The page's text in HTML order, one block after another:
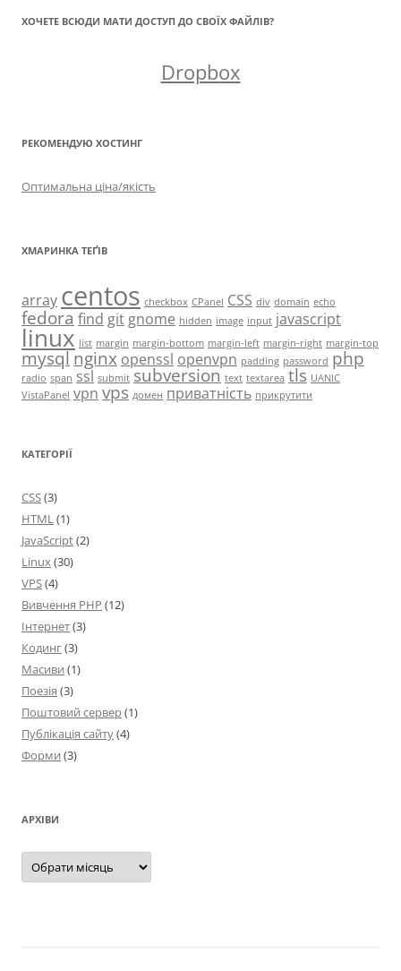
ХОЧЕТЕ ВСЮДИ МАТИ ДОСТУП ДО СВОЇХ ФАЙЛІВ?
Dropbox
РЕКОМЕНДУЮ ХОСТИНГ
Оптимальна ціна/якість
ХМАРИНКА ТЕҐІВ
array centos checkbox CPanel CSS div domain echo
fedora find git gnome hidden image input javascript
linux list margin margin-bottom margin-left margin-right margin-top
mysqlnginx openssl openvpn padding password php
radio span ssl submit subversion text textarea tls UANIC
VistaPanel vpn vps домен приватність прикрутити
КАТЕГОРІЇ
CSS(3)
HTML(1)
JavaScript(2)
Linux(30)
VPS(4)
Вивчення PHP (12)
Інтернет(3)
Кодинг(3)
Масиви (1)
Поезія (3)
Поштовий сервер(1)
Публікація сайту(4)
Форми (3)
АРХІВИ
Архіви